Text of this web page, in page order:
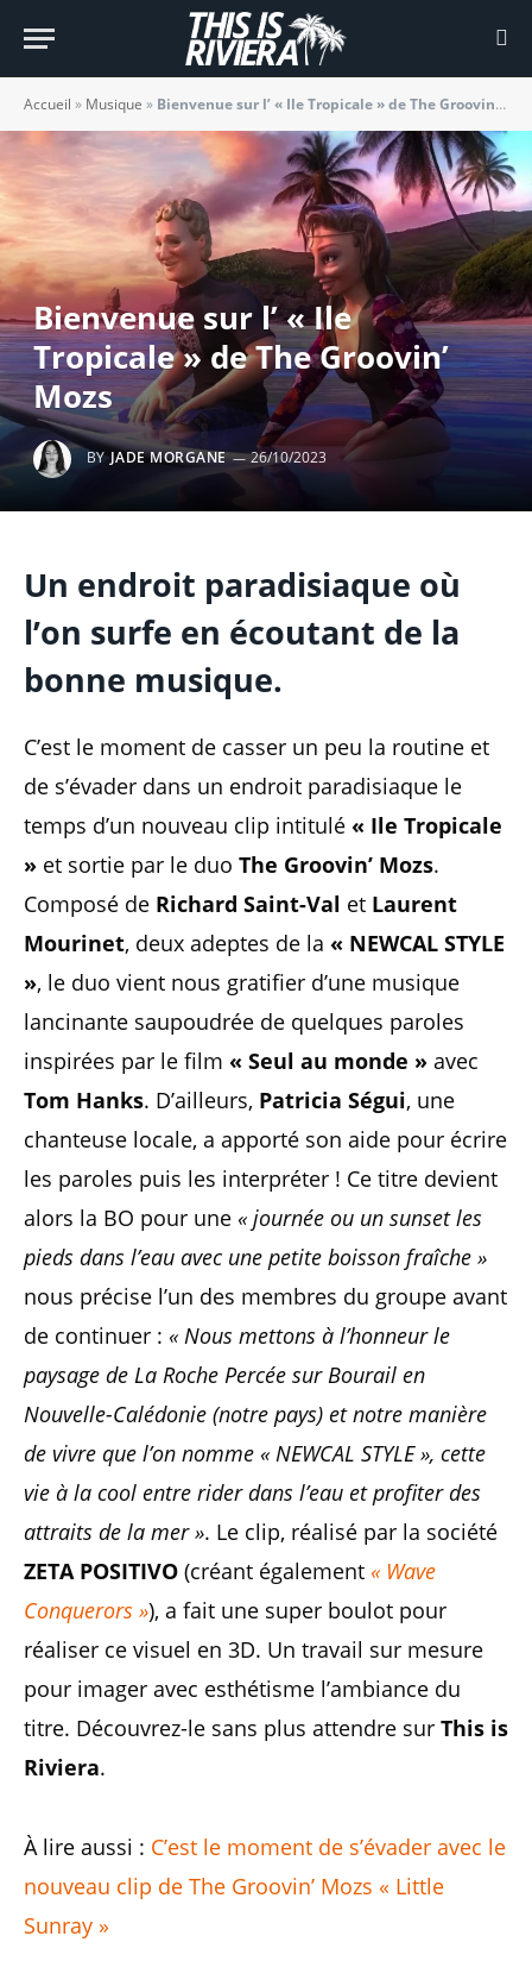
Accueil » Musique » Bienvenue sur l’ « Ile Tropicale » de The Groovin’ Mozs
Bienvenue sur l’ « Ile
Tropicale » de The Groovin’
Mozs
BY JADE MORGANE 26/10/2023
Un endroit paradisiaque où
l’on surfe en écoutant de la
bonne musique.
C’est le moment de casser un peu la routine et
de s’évader dans un endroit paradisiaque le
temps d’un nouveau clip intitulé « Ile Tropicale
» et sortie par le duo The Groovin’ Mozs.
Composé de Richard Saint-Val et Laurent
Mourinet, deux adeptes de la « NEWCAL STYLE
», le duo vient nous gratifier d’une musique
lancinante saupoudrée de quelques paroles
inspirées par le film « Seul au monde » avec
Tom Hanks. D’ailleurs, Patricia Ségui, une
chanteuse locale, a apporté son aide pour écrire
les paroles puis les interpréter ! Ce titre devient
alors la BO pour une « journée ou un sunset les
pieds dans l’eau avec une petite boisson fraîche »
nous précise l’un des membres du groupe avant
de continuer : « Nous mettons à l’honneur le
paysage de La Roche Percée sur Bourail en
Nouvelle-Calédonie (notre pays) et notre manière
de vivre que l’on nomme « NEWCAL STYLE », cette
vie à la cool entre rider dans l’eau et profiter des
attraits de la mer ». Le clip, réalisé par la société
ZETA POSITIVO (créant également « Wave
Conquerors »), a fait une super boulot pour
réaliser ce visuel en 3D. Un travail sur mesure
pour imager avec esthétisme l’ambiance du
titre. Découvrez-le sans plus attendre sur This is
Riviera.
À lire aussi : C’est le moment de s’évader avec le
nouveau clip de The Groovin’ Mozs « Little
Sunray »